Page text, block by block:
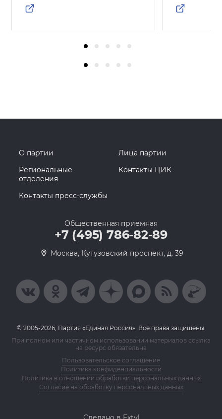
О партии
Лица партии
Региональные
отделения
Контакты ЦИК
Контакты пресс-службы
Общественная приемная
+7 (495) 786-82-89
Москва, Кутузовский проспект, д. 39
© 2005-2026, Партия «Единая Россия». Все права защищены.
При полном или частичном использовании материалов ссылка
на ресурс обязательна
Пользовательское соглашение
Политика конфиденциальности
Политика в отношении обработки персональных данных
Согласие на обработку персональных данных